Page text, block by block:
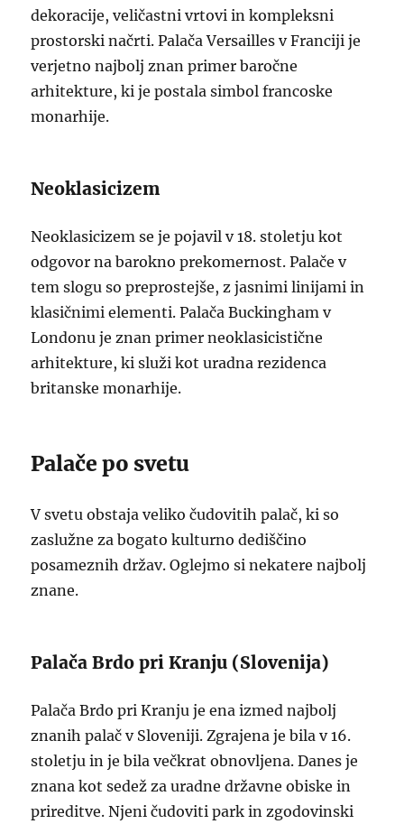
dekoracije, veličastni vrtovi in kompleksni
prostorski načrti. Palača Versailles v Franciji je
verjetno najbolj znan primer baročne
arhitekture, ki je postala simbol francoske
monarhije.
Neoklasicizem
Neoklasicizem se je pojavil v 18. stoletju kot
odgovor na barokno prekomernost. Palače v
tem slogu so preprostejše, z jasnimi linijami in
klasičnimi elementi. Palača Buckingham v
Londonu je znan primer neoklasicistične
arhitekture, ki služi kot uradna rezidenca
britanske monarhije.
Palače po svetu
V svetu obstaja veliko čudovitih palač, ki so
zaslužne za bogato kulturno dediščino
posameznih držav. Oglejmo si nekatere najbolj
znane.
Palača Brdo pri Kranju (Slovenija)
Palača Brdo pri Kranju je ena izmed najbolj
znanih palač v Sloveniji. Zgrajena je bila v 16.
stoletju in je bila večkrat obnovljena. Danes je
znana kot sedež za uradne državne obiske in
prireditve. Njeni čudoviti park in zgodovinski